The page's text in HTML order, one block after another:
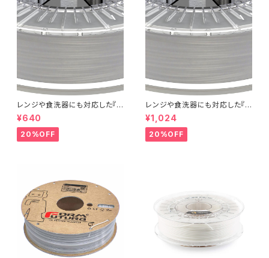
レンジや食洗器にも対応した『C
entaur PP』：お試しサンプル 5
M
¥640
20%OFF
レンジや食洗器にも対応した『C
entaur PP』：お試しサンプル 1
0M
¥1,024
20%OFF